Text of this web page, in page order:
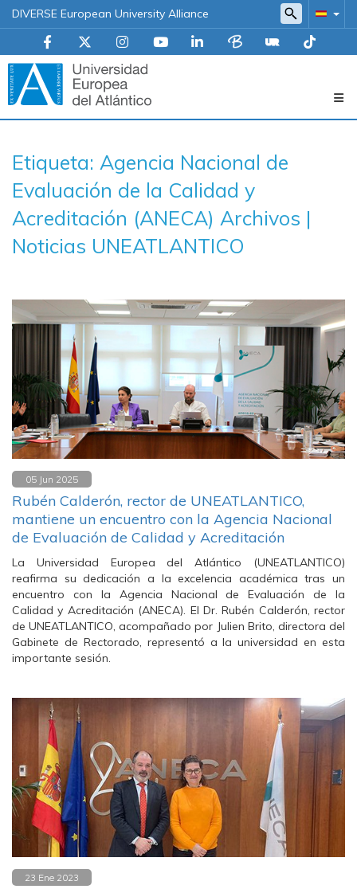
DIVERSE European University Alliance
principal
Etiqueta: Agencia Nacional de
Evaluación de la Calidad y
Acreditación (ANECA) Archivos |
Noticias UNEATLANTICO
05 Jun 2025
Rubén Calderón, rector de UNEATLANTICO,
mantiene un encuentro con la Agencia Nacional
de Evaluación de Calidad y Acreditación
La Universidad Europea del Atlántico (UNEATLANTICO)
reafirma su dedicación a la excelencia académica tras un
encuentro con la Agencia Nacional de Evaluación de la
Calidad y Acreditación (ANECA). El Dr. Rubén Calderón, rector
de UNEATLANTICO, acompañado por Julien Brito, directora del
Gabinete de Rectorado, representó a la universidad en esta
importante sesión.
23 Ene 2023